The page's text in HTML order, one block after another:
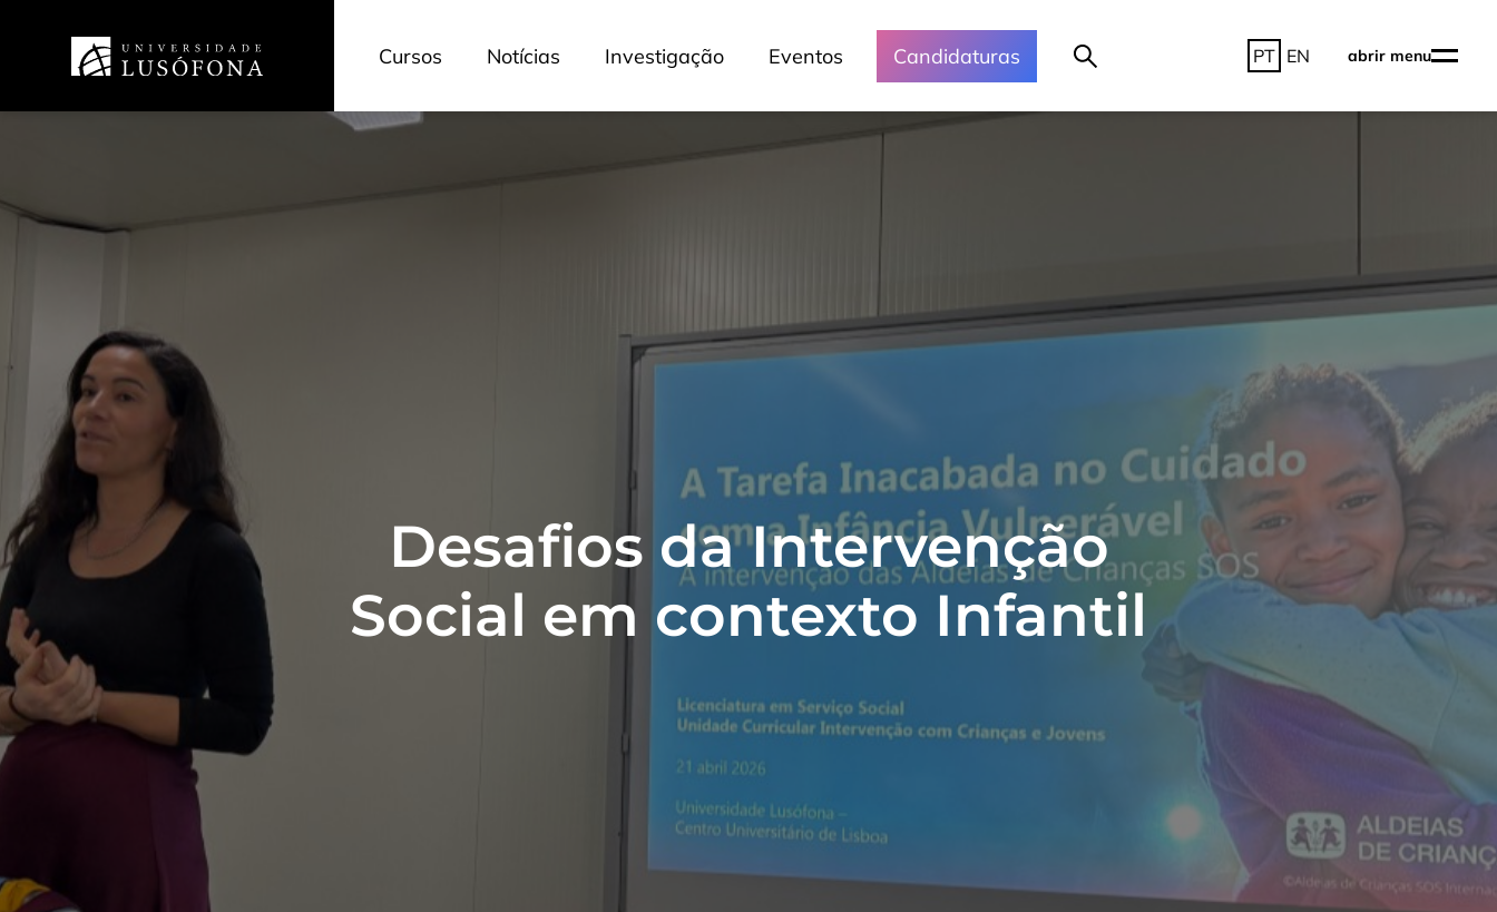
Cursos Notícias Investigação Eventos Candidaturas PT EN abrir menu
Desafios da Intervenção
Social em contexto Infantil